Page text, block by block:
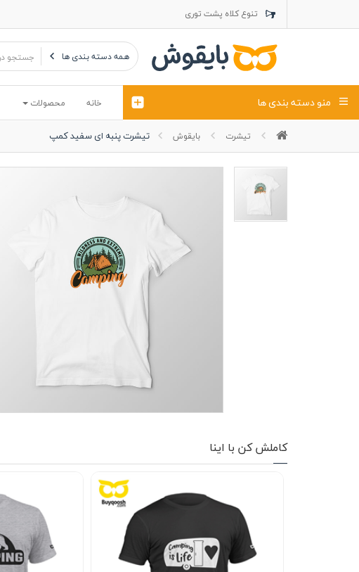
تنوع کلاه پشت توری
تنوع کلاه کتان
تنوع تراول ماک
همه دسته بندی ها
خانه محصولات منو دسته بندی ها
تیشرت بایقوش تیشرت پنبه ای سفید کمپ
کاملش کن با اینا